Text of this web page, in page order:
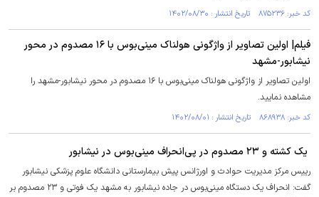
کد خبر: ۸۷۵۲۳۶ تاریخ انتشار : ۱۴۰۲/۰۸/۳۰
فیلم| اولین تصاویر از واژگونی هولناک مینی‌بوس با ۱۶ مصدوم در محور
نیشابور-مشهد
اولین تصاویر از واژگونی هولناک مینی‌بوس با ۱۶ مصدوم در محور نیشابور-مشهد را
مشاهده نمایید.
کد خبر: ۸۶۸۹۳۸ تاریخ انتشار : ۱۴۰۲/۰۸/۰۱
یک کشته و ۲۳ مصدوم در پی‌انحراف مینی‌بوس در نیشابور
رییس مرکز مدیریت حوادث و اورژانس پیش بیمارستانی دانشگاه علوم پزشکی نیشابور
گفت: انحراف یک دستگاه مینی‌بوس در جاده نیشابور به مشهد یک فوتی و ۲۳ مصدوم بر